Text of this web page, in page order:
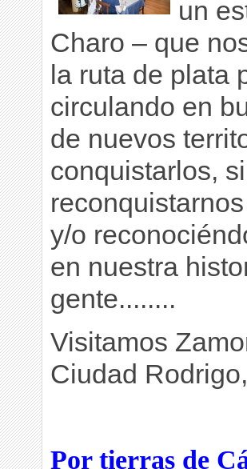
un
Charo – que
la ruta de plata
circulando en
de nuevos
conquistarlos,
y/o
en nuestra
gente........
Visitamos
Ciudad
Por tierras de